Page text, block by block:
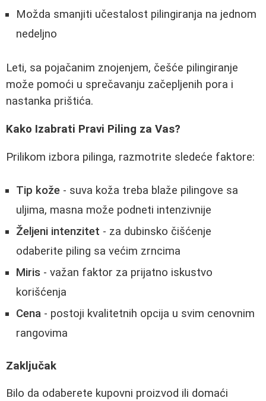
Možda smanjiti učestalost pilingiranja na jednom
nedeljno
Leti, sa pojačanim znojenjem, češće pilingiranje
može pomoći u sprečavanju začepljenih pora i
nastanka prištića.
Kako Izabrati Pravi Piling za Vas?
Prilikom izbora pilinga, razmotrite sledeće faktore:
Tip kože - suva koža treba blaže pilingove sa
uljima, masna može podneti intenzivnije
Željeni intenzitet - za dubinsko čišćenje
odaberite piling sa većim zrncima
Miris - važan faktor za prijatno iskustvo
korišćenja
Cena - postoji kvalitetnih opcija u svim cenovnim
rangovima
Zaključak
Bilo da odaberete kupovni proizvod ili domaći